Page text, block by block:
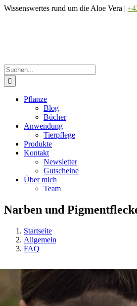
Zum
Wissenswertes rund um die Aloe Vera |
Suche
nach:
Pflanze
Blog
Bücher
Anwendung
Tierpflege
Produkte
Kontakt
Newsletter
Gutscheine
Über mich
Team
Narben und
Startseite
Allgemein
FAQ